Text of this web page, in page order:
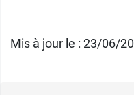
Mis à jour le : 23/06/